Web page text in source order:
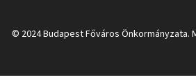
© 2024 Budapest Főváros Önkormányzata.